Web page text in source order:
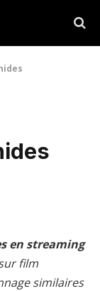
en streaming
film
similaires